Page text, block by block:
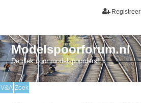
Registreer
Modelspoorforum.nl
De plek voor modelspoorders!
V&A Zoek